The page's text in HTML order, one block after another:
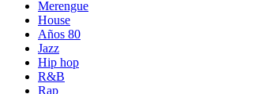
Merengue
House
Años 80
Jazz
Hip hop
R&B
Rap